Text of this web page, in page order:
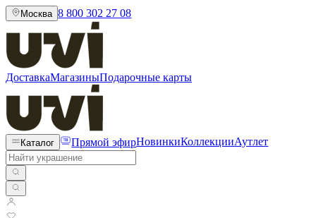
Москва 8 800 302 27 08
ДоставкаМагазиныПодарочные карты
Каталог Прямой эфирНовинкиКоллекцииАутлет